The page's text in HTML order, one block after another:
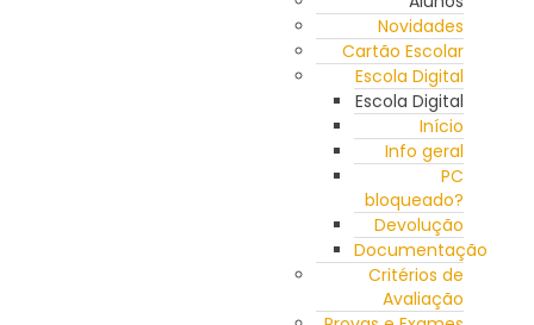
Novidades
Cartão Escolar
Escola Digital
Escola Digital
Início
Info geral
PC
bloqueado?
Devolução
Documentação
Critérios de
Avaliação